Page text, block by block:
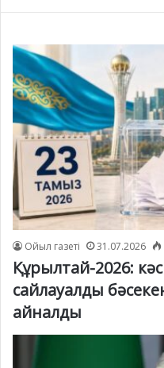
Ойыл газеті 31.07.2026
Құрылтай-2026:
сайлауалды
айналды